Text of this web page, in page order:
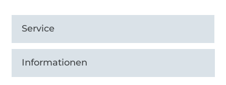
Service
Informationen